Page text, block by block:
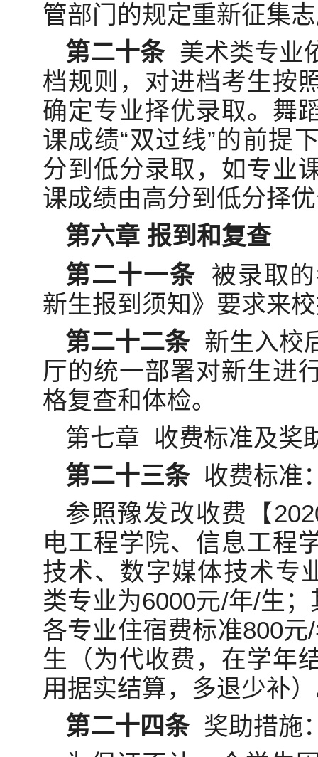
管部门的规定重新征集
第二十条美术类专业
档规则，对进档考生按
确定专业择优录取。舞
课成绩“双过线”的前提
分到低分录取，如专业
课成绩由高分到低分择
第六章 报到和复查
第二十一条
被录取
新生报到须知》要求来
第二十二条 新生入校
厅的统一部署对新生进
格复查和体检。
第七章 收费标准及奖
第二十三条 收费标准
参照豫发改收费【
电工程学院、信息工程
技术、数字媒体技术专
类专业为6000元/年/生
各专业住宿费标准800
生（为代收费，在学年
用据实结算，多退少补
第二十四条奖助措施